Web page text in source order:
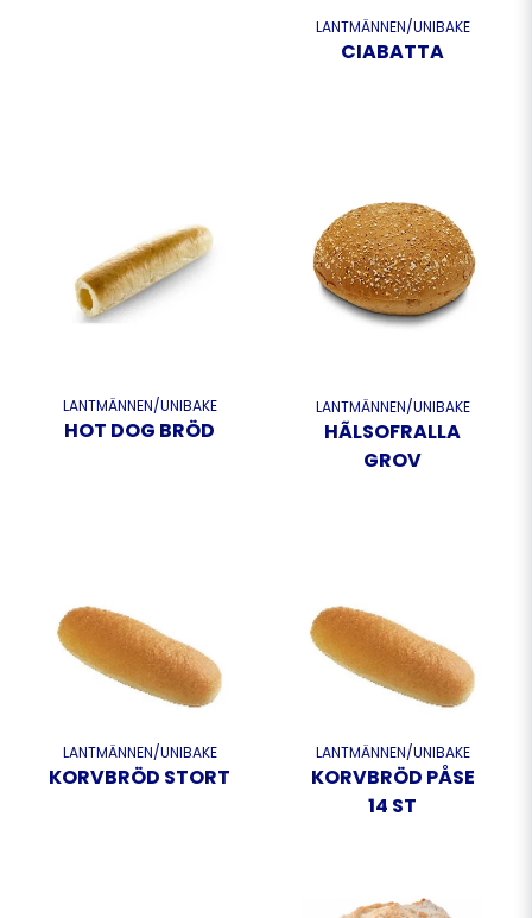
LANTMÄNNEN/UNIBAKE
CIABATTA
LANTMÄNNEN/UNIBAKE
HOT DOG BRÖD
LANTMÄNNEN/UNIBAKE
HÃLSOFRALLA
GROV
LANTMÄNNEN/UNIBAKE
KORVBRÖD STORT
LANTMÄNNEN/UNIBAKE
KORVBRÖD PÅSE
14 ST